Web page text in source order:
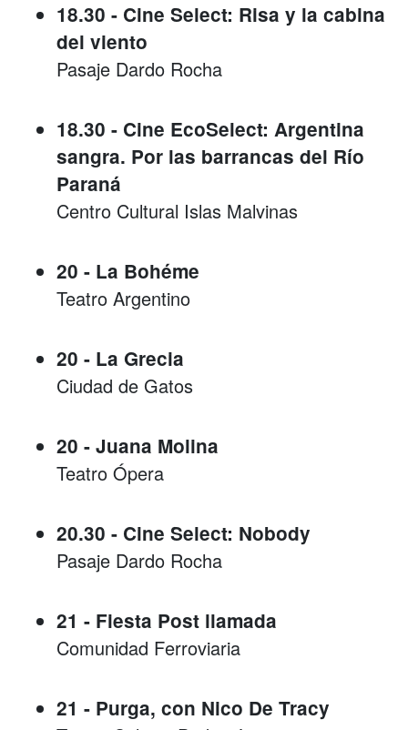
18.30 - Cine Select: Risa y la cabina
del viento
Pasaje Dardo Rocha
18.30 - Cine EcoSelect: Argentina
sangra. Por las barrancas del Río
Paraná
Centro Cultural Islas Malvinas
20 - La Bohéme
Teatro Argentino
20 - La Grecia
Ciudad de Gatos
20 - Juana Molina
Teatro Ópera
20.30 - Cine Select: Nobody
Pasaje Dardo Rocha
21 - Fiesta Post llamada
Comunidad Ferroviaria
21 - Purga, con Nico De Tracy